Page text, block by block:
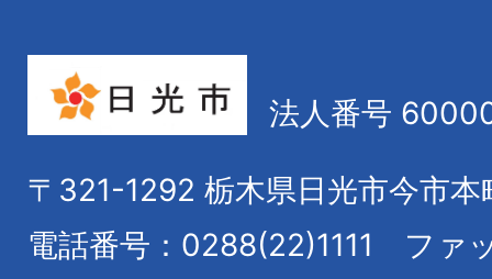
法人番号
〒321-1292 栃木県日光市今市本
電話番号：0288(22)1111
ファ